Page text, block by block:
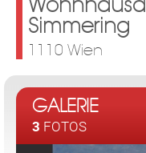
Simmering
1110 Wien
GALERIE
3 FOTOS